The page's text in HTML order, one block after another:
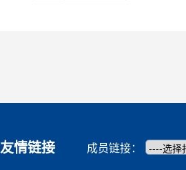
友情链接 成员链接：